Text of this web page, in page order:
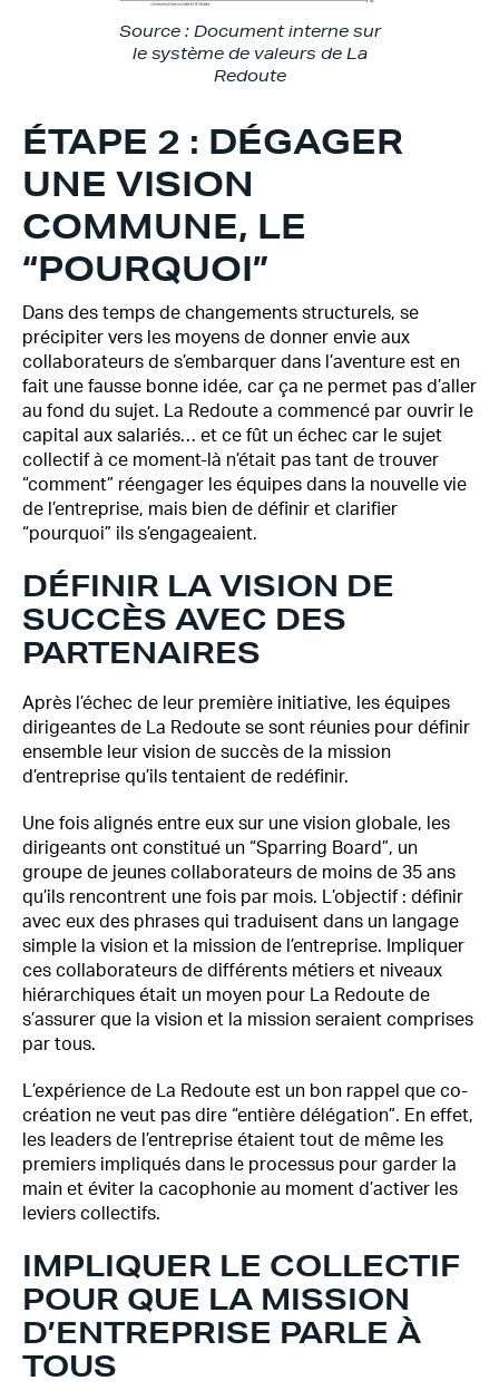
Source : Document interne sur
le système de valeurs de La
Redoute
ÉTAPE 2 : DÉGAGER
UNE VISION
COMMUNE, LE
“POURQUOI”
Dans des temps de changements structurels, se
précipiter vers les moyens de donner envie aux
collaborateurs de s’embarquer dans l’aventure est en
fait une fausse bonne idée, car ça ne permet pas d’aller
au fond du sujet. La Redoute a commencé par ouvrir le
capital aux salariés… et ce fût un échec car le sujet
collectif à ce moment-là n’était pas tant de trouver
“comment” réengager les équipes dans la nouvelle vie
de l’entreprise, mais bien de définir et clarifier
“pourquoi” ils s’engageaient.
DÉFINIR LA VISION DE
SUCCÈS AVEC DES
PARTENAIRES
Après l’échec de leur première initiative, les équipes
dirigeantes de La Redoute se sont réunies pour définir
ensemble leur vision de succès de la mission
d’entreprise qu’ils tentaient de redéfinir.
Une fois alignés entre eux sur une vision globale, les
dirigeants ont constitué un “Sparring Board”, un
groupe de jeunes collaborateurs de moins de 35 ans
qu’ils rencontrent une fois par mois. L’objectif : définir
avec eux des phrases qui traduisent dans un langage
simple la vision et la mission de l’entreprise. Impliquer
ces collaborateurs de différents métiers et niveaux
hiérarchiques était un moyen pour La Redoute de
s’assurer que la vision et la mission seraient comprises
par tous.
L’expérience de La Redoute est un bon rappel que co-
création ne veut pas dire “entière délégation”. En effet,
les leaders de l’entreprise étaient tout de même les
premiers impliqués dans le processus pour garder la
main et éviter la cacophonie au moment d’activer les
leviers collectifs.
IMPLIQUER LE COLLECTIF
POUR QUE LA MISSION
D’ENTREPRISE PARLE À
TOUS